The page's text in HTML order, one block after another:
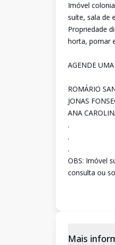
Imóvel
suíte, sala de
Propriedade
horta, pomar
AGENDE
ROMÁRIO
JONAS
ANA
.
.
.
OBS: Imóvel
consulta ou
Mais